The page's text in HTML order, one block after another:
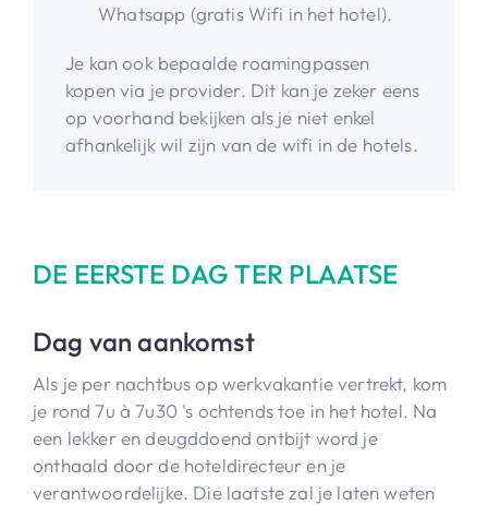
Whatsapp (gratis Wifi in het hotel).
Je kan ook bepaalde roamingpassen
kopen via je provider. Dit kan je zeker eens
op voorhand bekijken als je niet enkel
afhankelijk wil zijn van de wifi in de hotels.
DE EERSTE DAG TER PLAATSE
Dag van aankomst
Als je per nachtbus op werkvakantie vertrekt, kom
je rond 7u à 7u30 's ochtends toe in het hotel. Na
een lekker en deugddoend ontbijt word je
onthaald door de hoteldirecteur en je
verantwoordelijke. Die laatste zal je laten weten